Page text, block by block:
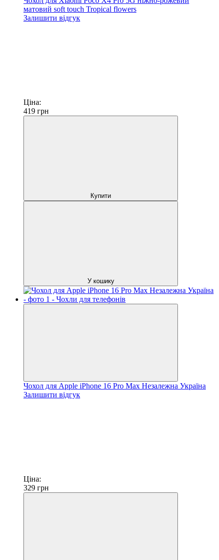
матовий soft touch Tropical flowers
Залишити відгук
Ціна:
419 грн
Купити
У кошику
Чохол для Apple iPhone 16 Pro Max Незалежна Україна
Залишити відгук
Ціна:
329 грн